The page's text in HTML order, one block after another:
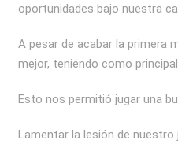
oportunidades bajo nuestra
A pesar de acabar la primera
mejor, teniendo como
Esto nos permitió jugar una
Lamentar la lesión de